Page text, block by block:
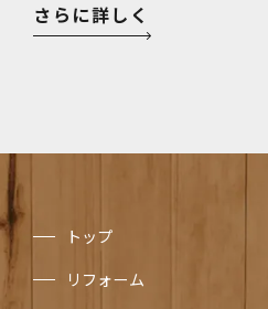
さらに詳しく
トップ
リフォーム